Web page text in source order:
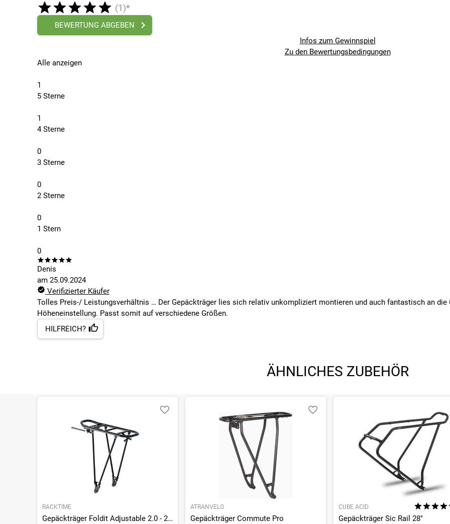
(1)*
BEWERTUNG ABGEBEN
Infos zum Gewinnspiel
Zu den Bewertungsbedingungen
Alle anzeigen
1
5 Sterne
1
4 Sterne
0
3 Sterne
0
2 Sterne
0
1 Stern
0
Denis
am 25.09.2024
Verifizierter Käufer
Tolles Preis-/ Leistungsverhältnis … Der Gepäckträger lies sich relativ unkompliziert montieren und auch fantastisch an
Höheneinstellung. Passt somit auf verschiedene Größen.
HILFREICH?
ÄHNLICHES ZUBEHÖR
RACKTIME
Gepäckträger Foldit Adjustable 2.0 - 24/29 Zoll
ATRANVELO
Gepäckträger Commute Pro
CUBE ACID
Gepäckträger Sic Rail 28"